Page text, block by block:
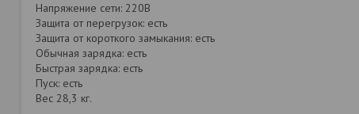
Напряжение сети: 220В
Защита от перегрузок: есть
Защита от короткого замыкания: есть
Обычная зарядка: есть
Быстрая зарядка: есть
Пуск: есть
Вес 28,3 кг.